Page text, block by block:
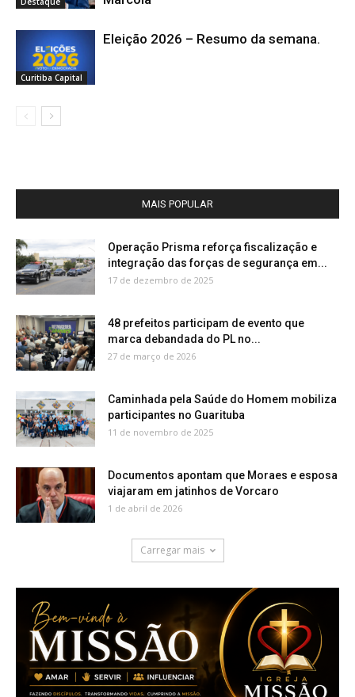
Curitiba Capital
Eleição 2026 – Resumo da semana.
MAIS POPULAR
Operação Prisma reforça fiscalização e
integração das forças de segurança em...
17 de dezembro de 2025
48 prefeitos participam de evento que
marca debandada do PL no...
27 de março de 2026
Caminhada pela Saúde do Homem mobiliza
participantes no Guarituba
11 de novembro de 2025
Documentos apontam que Moraes e esposa
viajaram em jatinhos de Vorcaro
1 de abril de 2026
Carregar mais